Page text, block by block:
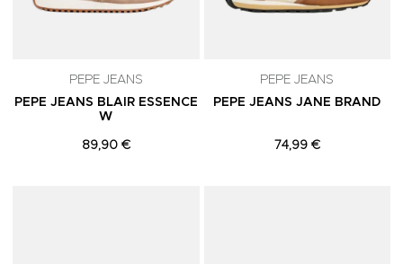
PEPE JEANS
PEPE JEANS BLAIR ESSENCE
W
89,90 €
PEPE JEANS
PEPE JEANS JANE BRAND
74,99 €